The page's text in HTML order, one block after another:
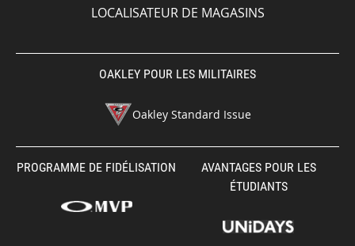
LOCALISATEUR DE MAGASINS
OAKLEY POUR LES MILITAIRES
Oakley Standard Issue
PROGRAMME DE FIDÉLISATION
AVANTAGES POUR LES
ÉTUDIANTS